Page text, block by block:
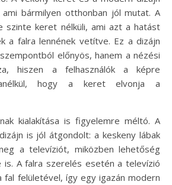
ami bármilyen otthonban jól mutat. A
szinte keret nélküli, ami azt a hatást
a falra lennének vetítve. Ez a dizájn
előnyös, hanem a nézési
hiszen a felhasználók a képre
anélkül, hogy a keret elvonja a
kialakítása is figyelemre méltó. A
is jól átgondolt: a keskeny lábak
a televíziót, miközben lehetőség
is. A falra szerelés esetén a televízió
fal felületével, így egy igazán modern